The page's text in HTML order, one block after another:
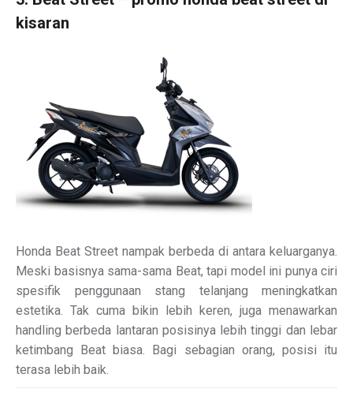
kisaran
Honda Beat Street nampak berbeda di antara keluarganya.
Meski basisnya sama-sama Beat, tapi model ini punya ciri
spesifik penggunaan stang telanjang meningkatkan
estetika. Tak cuma bikin lebih keren, juga menawarkan
handling berbeda lantaran posisinya lebih tinggi dan lebar
ketimbang Beat biasa. Bagi sebagian orang, posisi itu
terasa lebih baik.